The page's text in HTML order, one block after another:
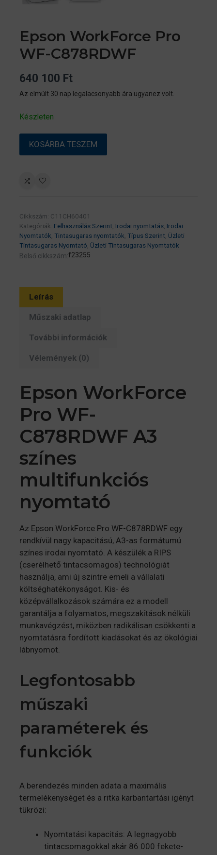
Epson WorkForce Pro
WF-C878RDWF
640 100 Ft
Az elmúlt 30 nap legalacsonyabb ára ugyanez volt.
Készleten
Epson
KOSÁRBA TESZEM
Cikkszám: C11CH60401
Kategóriák: Felhasználás Szerint Irodai nyomtatás Irodai
Nyomtatók Tintasugaras nyomtatók Típus Szerint Üzleti
Tintasugaras Nyomtató Üzleti Tintasugaras Nyomtatók
Belső cikkszám:f23255
Leírás
Műszaki adatlap
További információk
Vélemények (0)
Epson WorkForce
Pro WF-
C878RDWF A3
színes
multifunkciós
nyomtató
Az Epson WorkForce Pro WF-C878RDWF egy
rendkívül nagy kapacitású, A3-as formátumú
színes irodai nyomtató. A készülék a RIPS
(cserélhető tintacsomagos) technológiát
használja, ami új szintre emeli a vállalati
költséghatékonyságot. Kis- és
középvállalkozások számára ez a modell
garantálja a folyamatos, megszakítások nélküli
munkavégzést, miközben radikálisan csökkenti a
nyomtatásra fordított kiadásokat és az ökológiai
lábnyomot.
Legfontosabb
műszaki
paraméterek és
funkciók
A berendezés minden adata a maximális
termelékenységet és a ritka karbantartási igényt
tükrözi:
Nyomtatási kapacitás: A legnagyobb
tintacsomagokkal akár 86 000 fekete-